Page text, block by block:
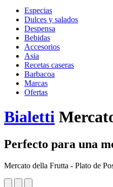
Especias
Dulces y salados
Despensa
Bebidas
Accesorios
Asia
Recetas caseras
Barbacoa
Marcas
Ofertas
Bialetti
Perfecto para una
Mercato della Frutta - Plato de